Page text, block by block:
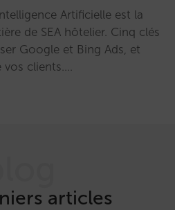
Artificielle est la
de SEA hôtelier. Cinq clés
Google et Bing Ads, et
clients....
articles